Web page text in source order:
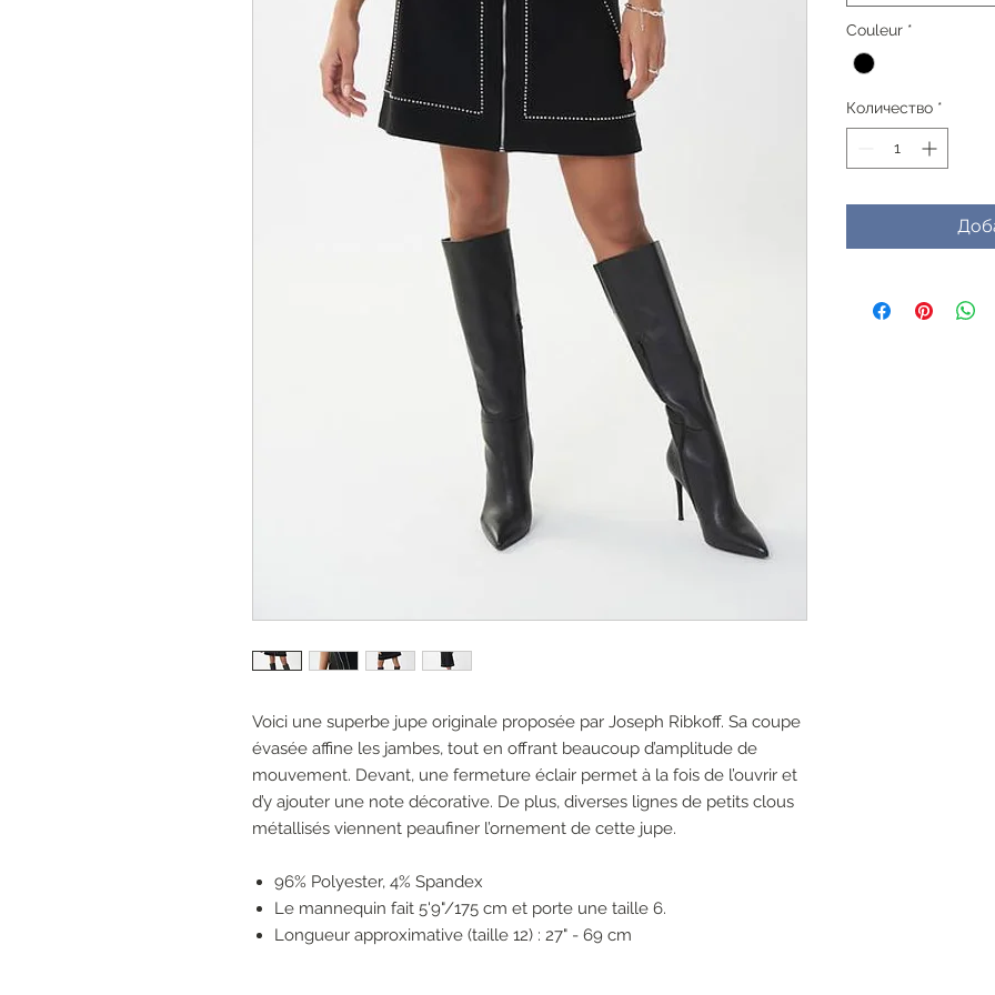
Voici une superbe jupe originale proposée par Joseph Ribkoff. Sa coupe
évasée affine les jambes, tout en offrant beaucoup d’amplitude de
mouvement. Devant, une fermeture éclair permet à la fois de l’ouvrir et
d’y ajouter une note décorative. De plus, diverses lignes de petits clous
métallisés viennent peaufiner l’ornement de cette jupe.
96% Polyester, 4% Spandex
Le mannequin fait 5'9"/175 cm et porte une taille 6.
Longueur approximative (taille 12) : 27" - 69 cm
Couleur *
Количество *